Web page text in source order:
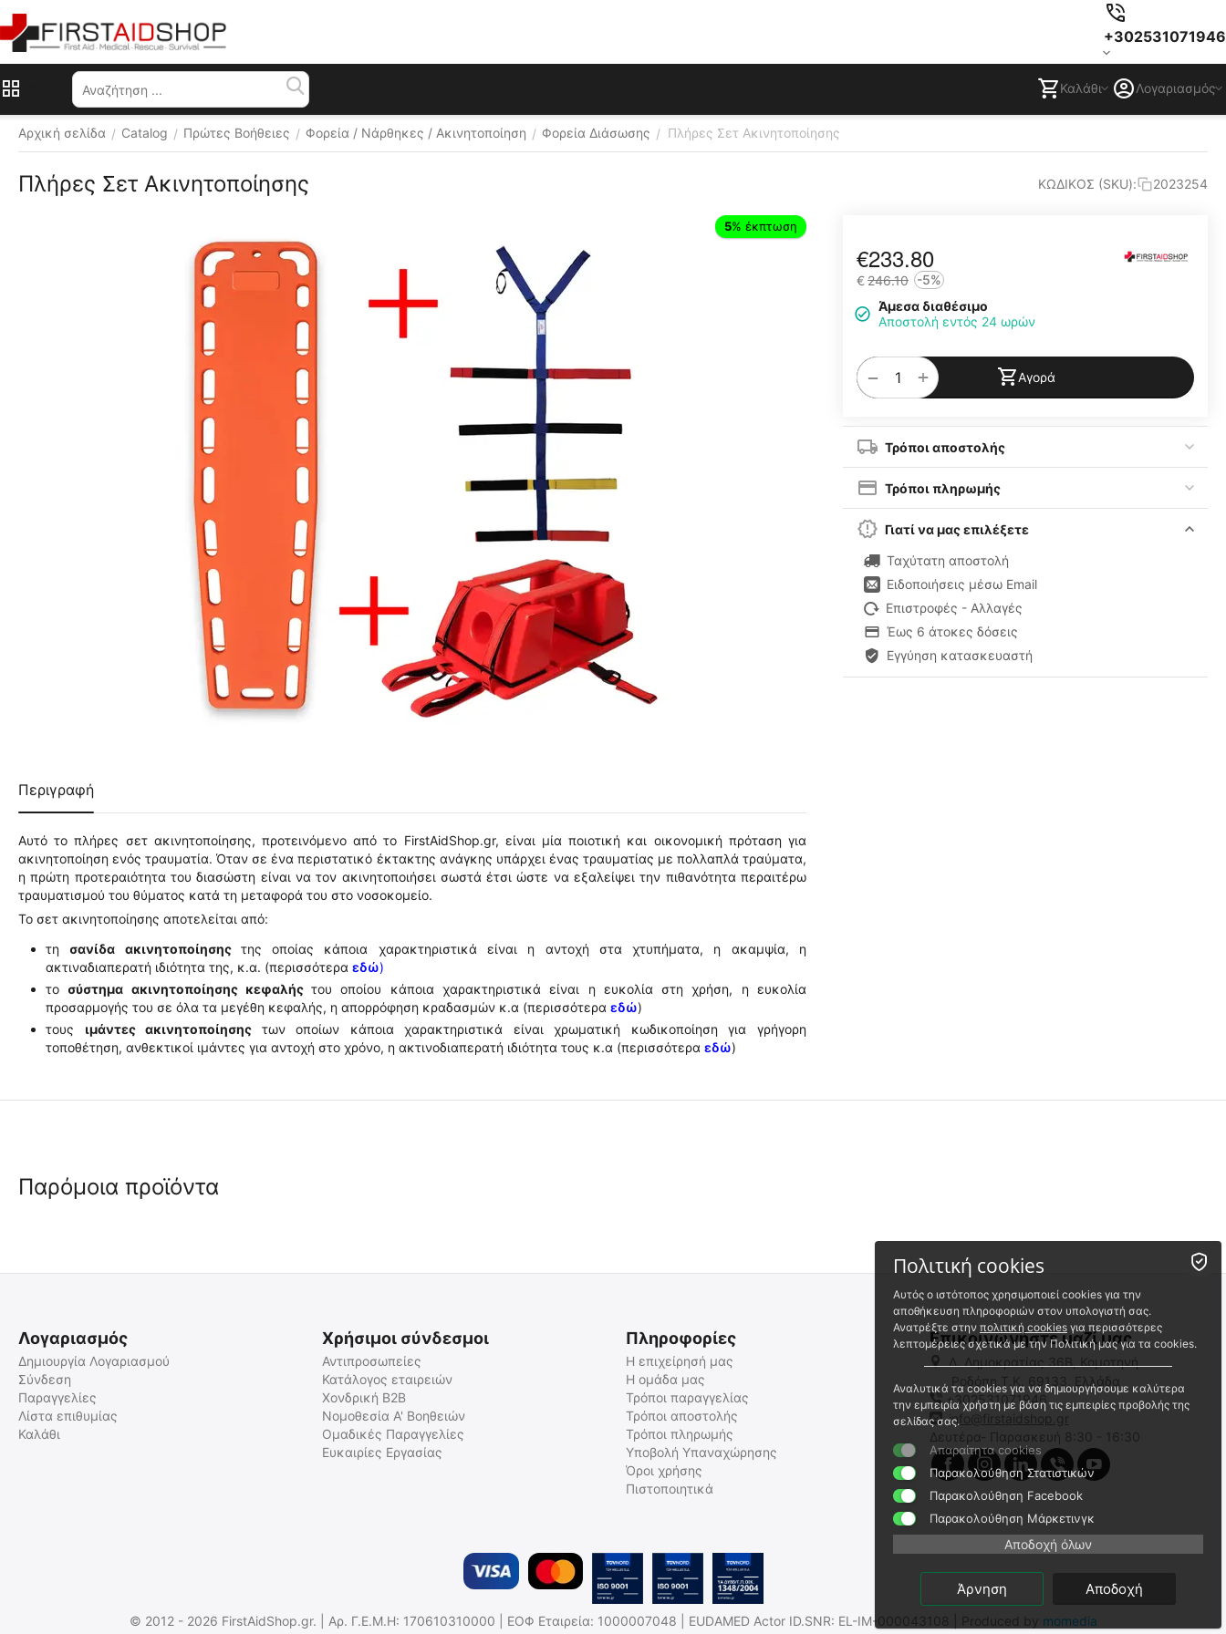
+302531071946
Καλάθι Λογαριασμός
Αρχική σελίδα / Catalog / Πρώτες Βοήθειες / Φορεία / Νάρθηκες / Ακινητοποίηση / Φορεία Διάσωσης / Πλήρες Σετ Ακινητοποίησης
Πλήρες Σετ Ακινητοποίησης ΚΩΔΙΚΟΣ (SKU): 2023254
5% έκπτωση
€233.80
€246.10 -5%
Άμεσα διαθέσιμο
Αποστολή εντός 24 ωρών
+
− Αγορά
Τρόποι αποστολής
Τρόποι πληρωμής
Γιατί να μας επιλέξετε
Ταχύτατη αποστολή
Ειδοποιήσεις μέσω Email
Επιστροφές - Αλλαγές
Έως 6 άτοκες δόσεις
Εγγύηση κατασκευαστή
Περιγραφή
Αυτό το πλήρες σετ ακινητοποίησης, προτεινόμενο από το FirstAidShop.gr, είναι μία ποιοτική και οικονομική πρόταση για
ακινητοποίηση ενός τραυματία. Όταν σε ένα περιστατικό έκτακτης ανάγκης υπάρχει ένας τραυματίας με πολλαπλά τραύματα,
η πρώτη προτεραιότητα του διασώστη είναι να τον ακινητοποιήσει σωστά έτσι ώστε να εξαλείψει την πιθανότητα περαιτέρω
τραυματισμού του θύματος κατά τη μεταφορά του στο νοσοκομείο.
Το σετ ακινητοποίησης αποτελείται από:
τη σανίδα ακινητοποίησης της οποίας κάποια χαρακτηριστικά είναι η αντοχή στα χτυπήματα, η ακαμψία, η
ακτιναδιαπερατή ιδιότητα της, κ.α. (περισσότερα εδώ)
το σύστημα ακινητοποίησης κεφαλήςτου οποίου κάποια χαρακτηριστικά είναι η ευκολία στη χρήση, η ευκολία
προσαρμογής του σε όλα τα μεγέθη κεφαλής, η απορρόφηση κραδασμών κ.α (περισσότερα εδώ)
τους ιμάντες ακινητοποίησης των οποίων κάποια χαρακτηριστικά είναι χρωματική κωδικοποίηση για γρήγορη
τοποθέτηση, ανθεκτικοί ιμάντες για αντοχή στο χρόνο, η ακτινοδιαπερατή ιδιότητα τους κ.α (περισσότερα εδώ)
Παρόμοια προϊόντα
Flexislide Φορείο Σεντόνι
Μεταφοράς Ασθενούς
SP/ST/395
Tac Med BIVVY Σύστημα
Αντιμετώπισης Υποθερμίας
TAC-MED-BIVVY
Άμεσα διαθέσιμο
Ασθενή
2023038
Άμεσα διαθέσιμο
Elite Bags QUIKLITTER LITE
Φορείο Μεταφοράς Ασθενούς
EB02.038
Άμεσα διαθέσιμο
Αποστολή εντός 24 ωρών
NORSE RESCUE Light
Extrication Device Συσκευή-
Σεντόνι Απομάκρυνσης
Άμεσα διαθέσιμο
Αποστολή εντός 24 ωρών
(χωρίς ΦΠΑ)
Tac Med Helios Σύστημα
Αντιμετώπισης Υποθερμίας
κατά την Διάσωση
TAC-MED-HELIOS-K
Άμεσα διαθέσιμο
Αποστολή εντός 24 ωρών
€128.01
€103.23(χωρίς ΦΠΑ)
Λογαριασμός
Δημιουργία Λογαριασμού
Σύνδεση
Παραγγελίες
Λίστα επιθυμίας
Καλάθι
Χρήσιμοι σύνδεσμοι
Αντιπροσωπείες
Κατάλογος εταιρειών
Χονδρική B2B
Νομοθεσία Α' Βοηθειών
Ομαδικές Παραγγελίες
Ευκαιρίες Εργασίας
Πληροφορίες
Η επιχείρησή μας
Η ομάδα μας
Τρόποι παραγγελίας
Τρόποι αποστολής
Τρόποι πληρωμής
Υποβολή Υπαναχώρησης
Όροι χρήσης
Πιστοποιητικά
Επικοινωνήστε μαζί μας
Λ. Δημοκρατίας 36Β, Κομοτηνή
Ροδόπη,Τ.Κ. 69133, Ελλάδα
+302531071946
info@firstaidshop.gr
Δευτέρα- Παρασκευή 8:30 - 16:30
© 2012 - 2026 FirstAidShop.gr. | Αρ. Γ.Ε.Μ.Η: 170610310000 | ΕΟΦ Εταιρεία: 1000007048 | EUDAMED Actor ID.SNR: EL-IM-000043108 | Produced by momedia
Πολιτική cookies
Αυτός ο ιστότοπος χρησιμοποιεί cookies για την
αποθήκευση πληροφοριών στον υπολογιστή σας.
Ανατρέξτε στην πολιτική cookies για περισσότερες
λεπτομέρειες σχετικά με την Πολιτική μας για τα cookies.
Αναλυτικά τα cookies για να δημιουργήσουμε καλύτερα
την εμπειρία χρήστη με βάση τις εμπειρίες προβολής της
σελίδας σας.
Απαραίτητα cookies
Παρακολούθηση Στατιστικών
Παρακολούθηση Facebook
Παρακολούθηση Μάρκετινγκ
Αποδοχή όλων
Άρνηση Αποδοχή